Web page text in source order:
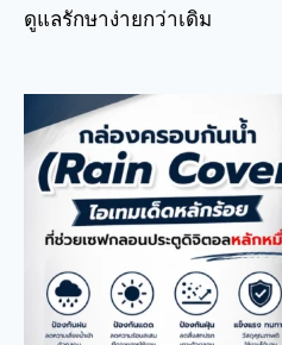
ดูแลรักษาง่ายกว่าเดิม